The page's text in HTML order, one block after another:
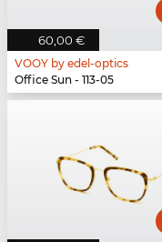
60,00 €
VOOY by edel-optics
Office Sun - 113-05